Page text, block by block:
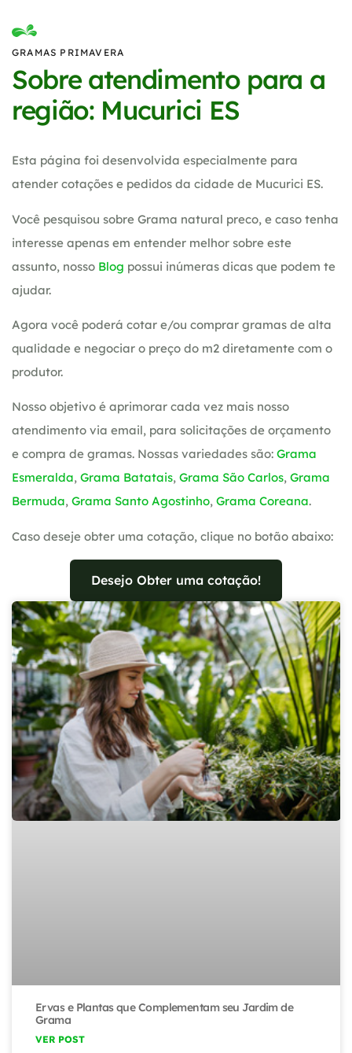
GRAMAS PRIMAVERA
Sobre atendimento para a
região: Mucurici ES
Esta página foi desenvolvida especialmente para
atender cotações e pedidos da cidade de Mucurici ES.
Você pesquisou sobre Grama natural preco, e caso tenha
interesse apenas em entender melhor sobre este
assunto, nosso Blog possui inúmeras dicas que podem te
ajudar.
Agora você poderá cotar e/ou comprar gramas de alta
qualidade e negociar o preço do m2 diretamente com o
produtor.
Nosso objetivo é aprimorar cada vez mais nosso
atendimento via email, para solicitações de orçamento
e compra de gramas. Nossas variedades são: Grama
Esmeralda, Grama Batatais, Grama São Carlos, Grama
Bermuda, Grama Santo Agostinho, Grama Coreana.
Caso deseje obter uma cotação, clique no botão abaixo:
Desejo Obter uma cotação!
Ervas e Plantas que Complementam seu Jardim de
Grama
VER POST